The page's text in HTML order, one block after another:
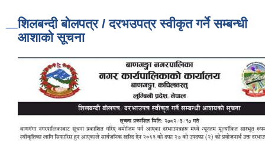
शिलबन्दी बोलपत्र / दरभउपत्र स्वीकृत गर्ने सम्बन्धी
आशाको सूचना